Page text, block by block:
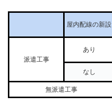
屋内配線の新設
派遣工事
あり
なし
無派遣工事